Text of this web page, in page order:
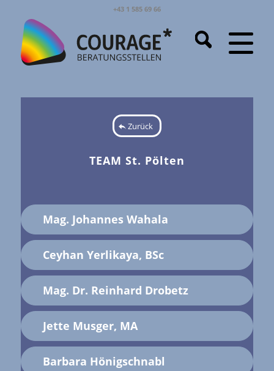
+43 1 585 69 66
Zurück
TEAM St. Pölten
Mag. Johannes Wahala
Ceyhan Yerlikaya, BSc
Mag. Dr. Reinhard Drobetz
Jette Musger, MA
Barbara Hönigschnabl